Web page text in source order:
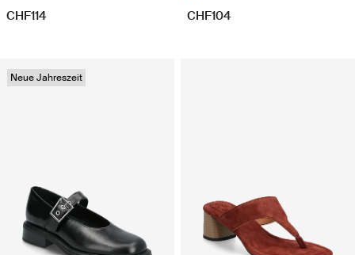
CHF114 CHF104
Neue Jahreszeit